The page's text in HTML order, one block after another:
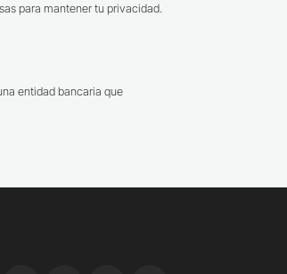
para mantener tu privacidad.
entidad bancaria que